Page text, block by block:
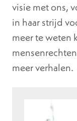
visie met ons,
in haar strijd
meer te weten
meer verhalen.